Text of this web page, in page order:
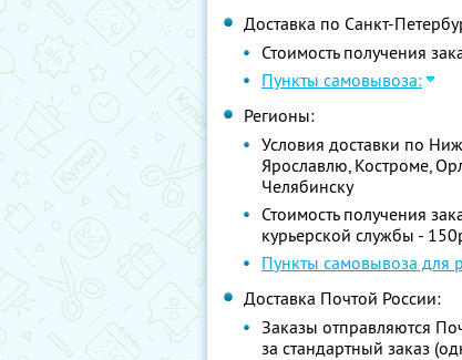
Доставка по Санкт-
Стоимость получения
Пункты самовывоза:
Регионы:
Условия доставки по
Ярославлю, Костроме,
Челябинску
Стоимость получения
курьерской службы -
Пункты самовывоза для
Доставка Почтой России:
Заказы отправляются
за стандартный заказ